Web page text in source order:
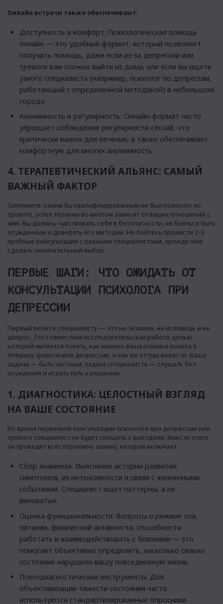
Онлайн встречи также обеспечивают:
Доступность и комфорт: Психологическая помощь
онлайн — это удобный формат, который позволяет
получить помощь, даже если из-за депрессии или
тревоги вам сложно выйти из дома, или если вы ищете
узкого специалиста (например, психолог по депрессии,
работающий с определенной методикой) в небольшом
городе.
Анонимность и регулярность: Онлайн-формат часто
упрощает соблюдение регулярности сессий, что
критически важно для лечения, а также обеспечивает
комфортную для многих анонимность.
4. ТЕРАПЕВТИЧЕСКИЙ АЛЬЯНС: САМЫЙ
ВАЖНЫЙ ФАКТОР
Запомните: каким бы квалифицированным ни был психолог по
тревоге, успех терапии во многом зависит от ваших отношений с
ним. Вы должны чувствовать себя в безопасности, не бояться быть
осужденным и доверять его методам. Не бойтесь провести 2-3
пробные консультации с разными специалистами, прежде чем
сделать окончательный выбор.
ПЕРВЫЕ ШАГИ: ЧТО ОЖИДАТЬ ОТ
КОНСУЛЬТАЦИИ ПСИХОЛОГА ПРИ
ДЕПРЕССИИ
Первый визит к специалисту — это не экзамен, не исповедь и не
допрос. Это совместная исследовательская работа, целью
которой является понять, как именно ваша психика попала в
ловушку тревоги или депрессии, и как ее оттуда вывести. Ваша
задача — быть честным; задача специалиста — слушать без
осуждения и искать путь к решению.
1. ДИАГНОСТИКА: ЦЕЛОСТНЫЙ ВЗГЛЯД
НА ВАШЕ СОСТОЯНИЕ
Во время первичной консультации психолога при депрессии или
тревоге специалист не будет спешить с выводами. Вместо этого
он проведет всестороннюю оценку, которая включает:
Сбор анамнеза: Выяснение истории развития
симптомов, их интенсивности и связи с жизненными
событиями. Специалист ищет паттерны, а не
виноватых.
Оценка функциональности: Вопросы о режиме сна,
питании, физической активности, способности
работать и взаимодействовать с близкими — это
помогает объективно определить, насколько сильно
состояние нарушило вашу повседневную жизнь.
Психодиагностические инструменты: Для
объективизации тяжести состояния часто
используются стандартизированные опросники